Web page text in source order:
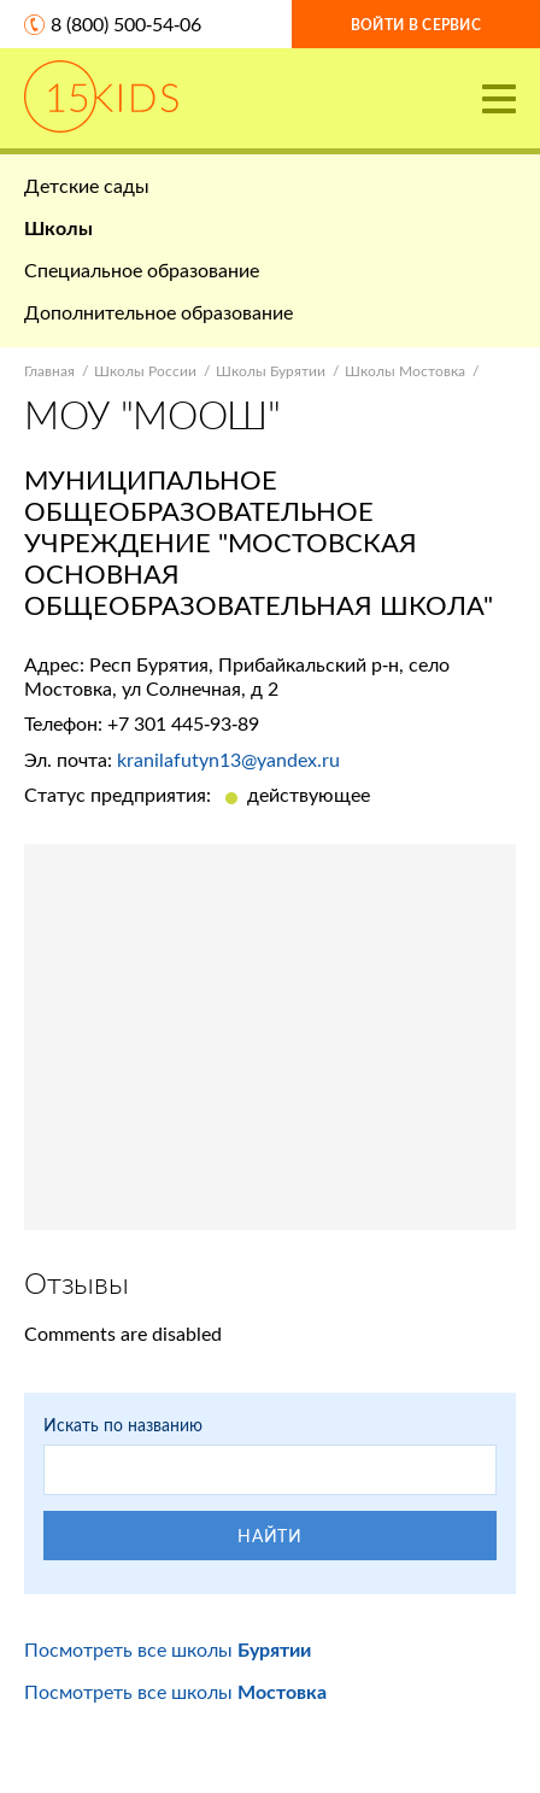
8 (800) 500-54-06 ВОЙТИ В СЕРВИС
Детские сады
Школы
Специальное образование
Дополнительное образование
Главная Школы России Школы Бурятии Школы Мостовка
МОУ "МООШ"
МУНИЦИПАЛЬНОЕ
ОБЩЕОБРАЗОВАТЕЛЬНОЕ
УЧРЕЖДЕНИЕ "МОСТОВСКАЯ
ОСНОВНАЯ
ОБЩЕОБРАЗОВАТЕЛЬНАЯ ШКОЛА"
Адрес: Респ Бурятия, Прибайкальский р-н, село
Мостовка, ул Солнечная, д 2
Телефон: +7 301 445-93-89
Эл. почта: kranilafutyn13@yandex.ru
Статус предприятия:
действующее
Отзывы
Comments are disabled
Искать по названию
НАЙТИ
Посмотреть все школы Бурятии
Посмотреть все школы Мостовка